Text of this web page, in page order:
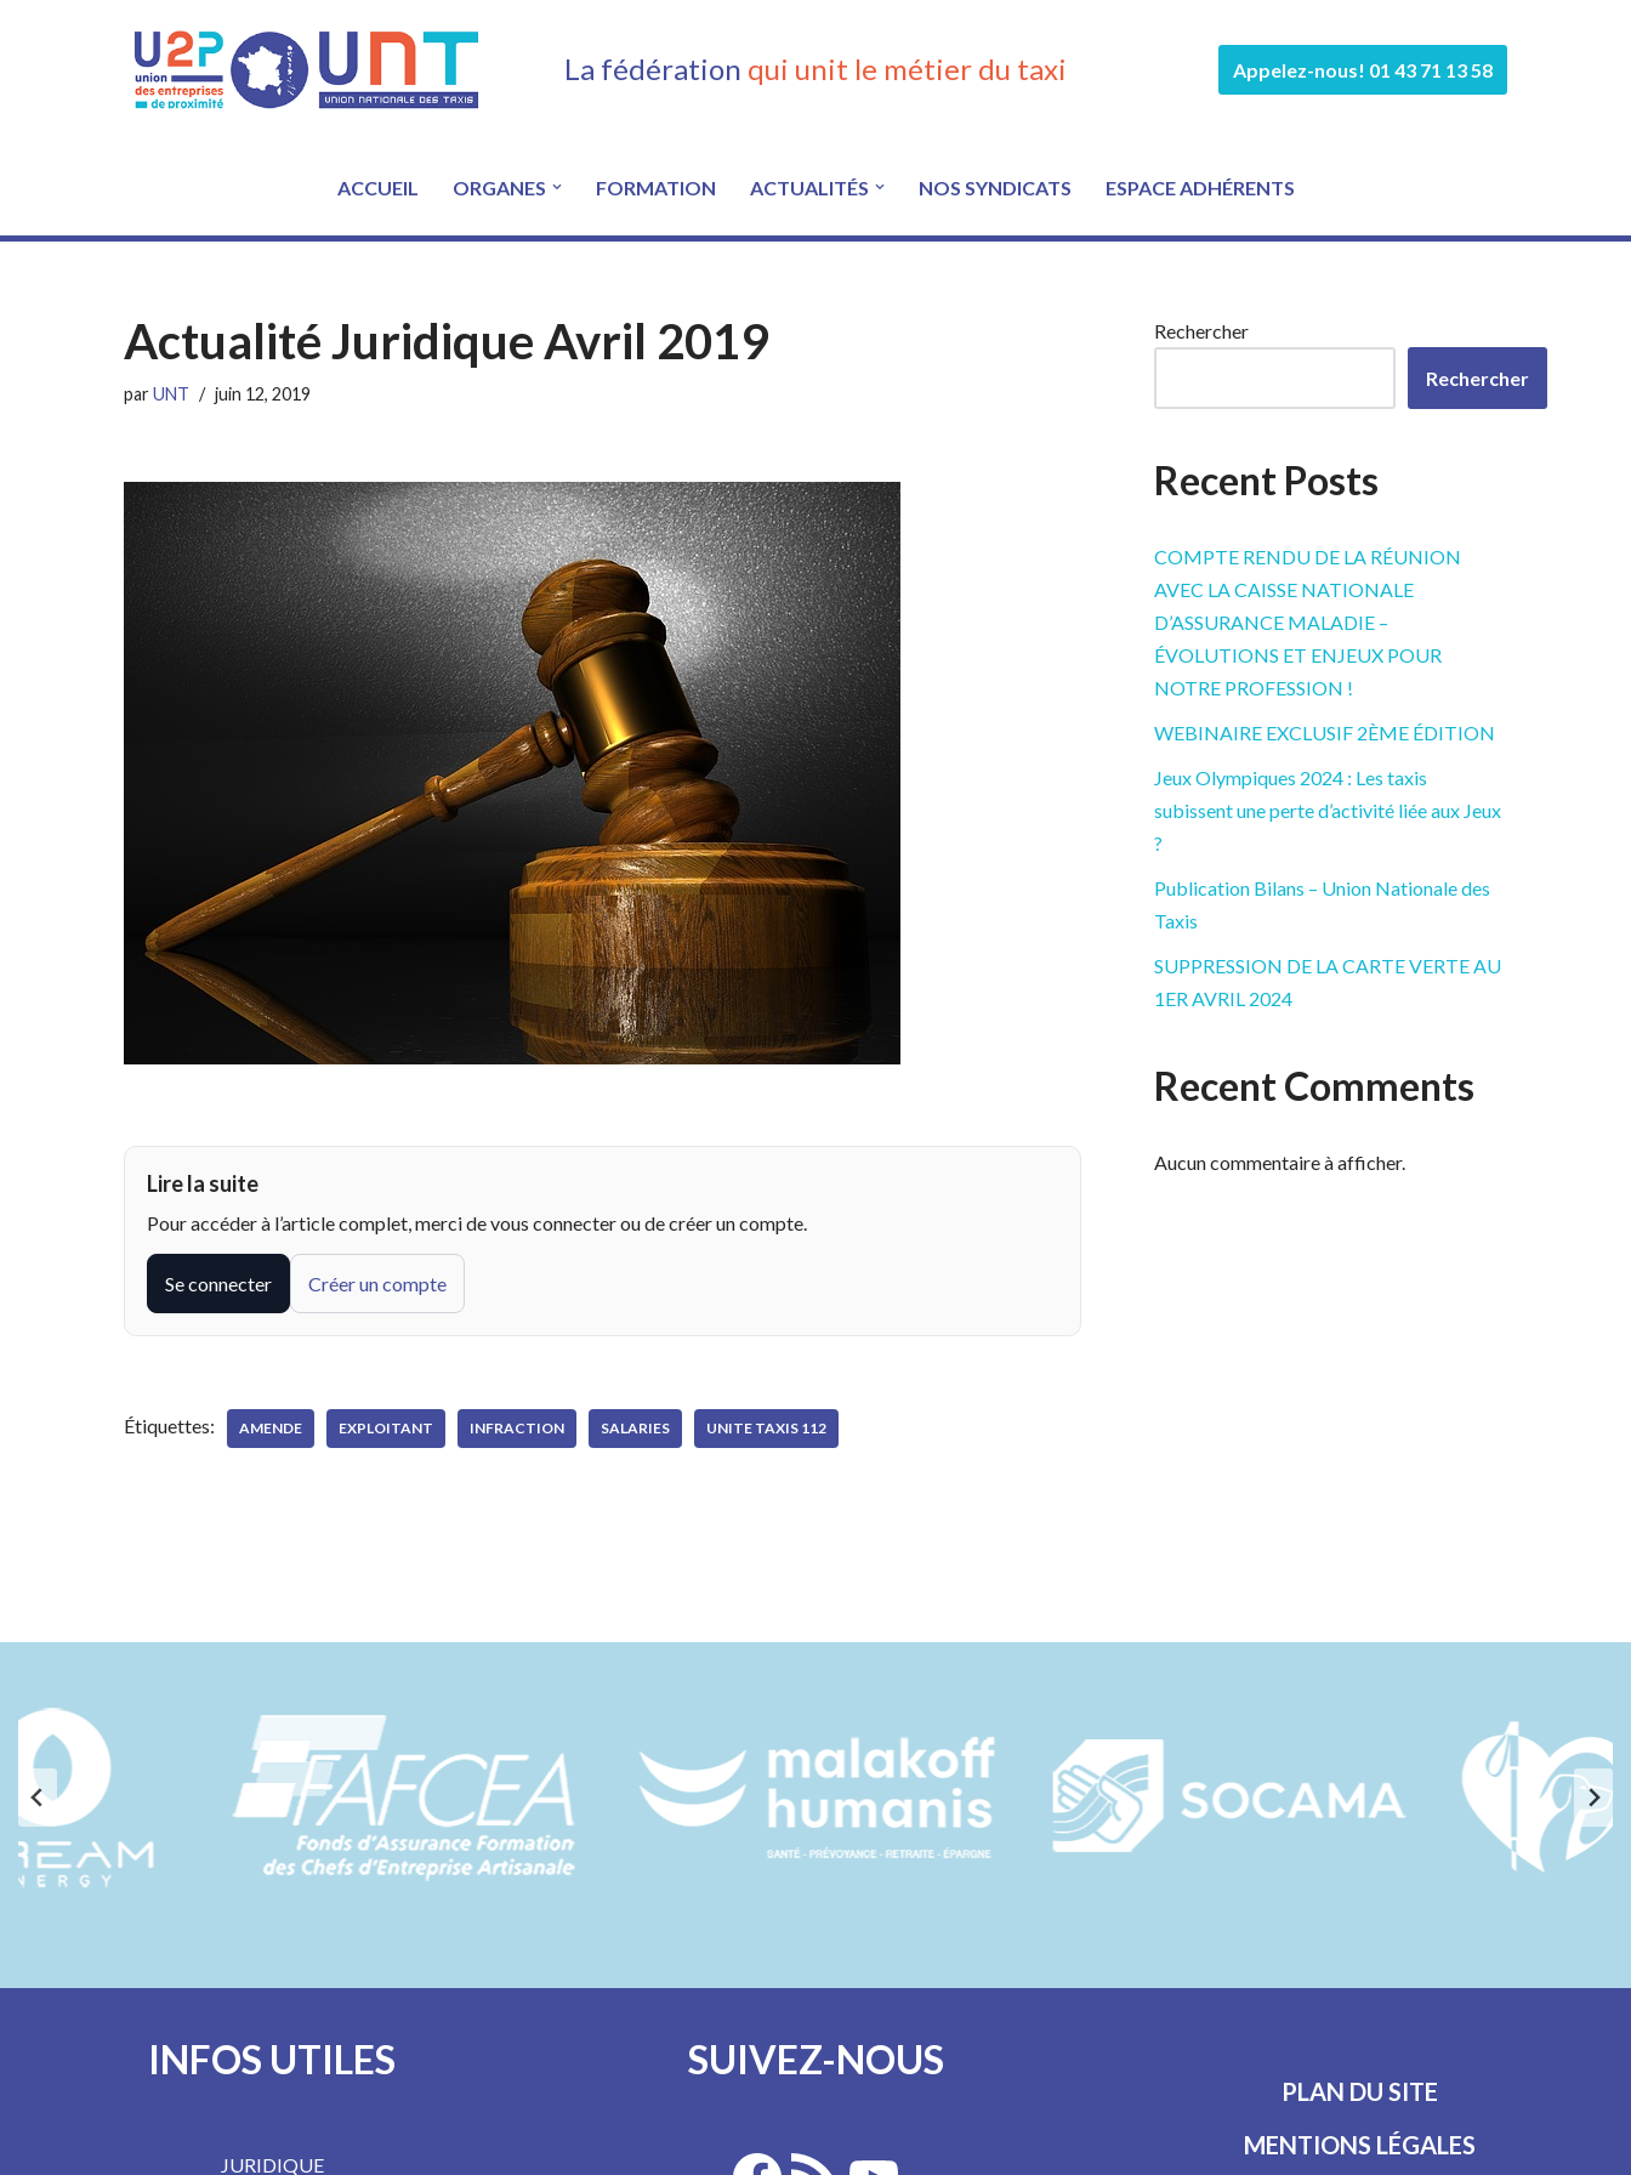
La fédération qui unit le métier du taxi Appelez-nous! 01 43 71 13 58
ACCUEIL ORGANES FORMATION ACTUALITÉS NOS SYNDICATS ESPACE ADHÉRENTS
Actualité Juridique Avril 2019
parUNT juin 12, 2019
Lire la suite
Pour accéder à l’article complet, merci de vous connecter ou de créer un compte.
Se connecter Créer un compte
Étiquettes: AMENDE EXPLOITANT INFRACTION SALARIES UNITE TAXIS 112
Rechercher
Rechercher
Recent Posts
COMPTE RENDU DE LA RÉUNION
AVEC LA CAISSE NATIONALE
D’ASSURANCE MALADIE –
ÉVOLUTIONS ET ENJEUX POUR
NOTRE PROFESSION !
WEBINAIRE EXCLUSIF 2ÈME ÉDITION
Jeux Olympiques 2024 : Les taxis
subissent une perte d’activité liée aux Jeux
?
Publication Bilans – Union Nationale des
Taxis
SUPPRESSION DE LA CARTE VERTE AU
1ER AVRIL 2024
Recent Comments
Aucun commentaire à afficher.
INFOS UTILES
JURIDIQUE
SUIVEZ-NOUS
PLAN DU SITE
MENTIONS LÉGALES